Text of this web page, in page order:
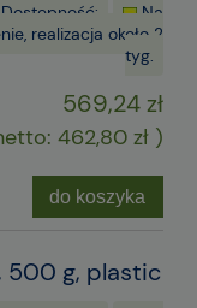
Dostępność:
Na
realizacja około 2
tyg.
569,24 zł
462,80 zł )
do koszyka
500 g, plastic